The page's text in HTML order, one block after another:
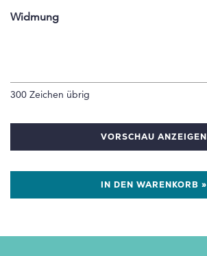
Widmung
300 Zeichen übrig
VORSCHAU ANZEIGEN
IN DEN WARENKORB »